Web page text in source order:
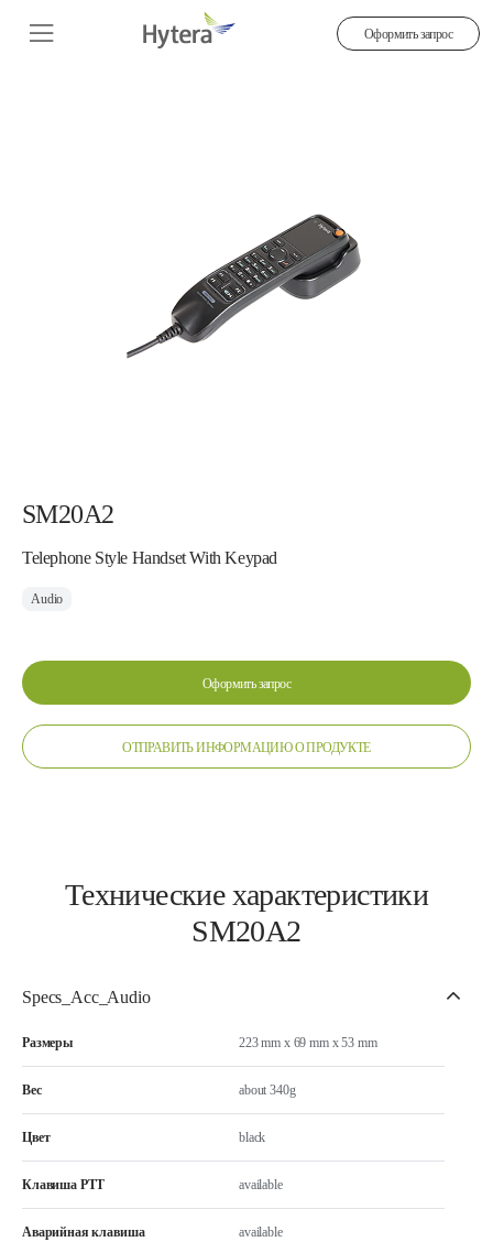
Оформить запрос
SM20A2
Telephone Style Handset With Keypad
Audio
Оформить запрос
ОТПРАВИТЬ ИНФОРМАЦИЮ О ПРОДУКТЕ
Технические характеристики
SM20A2
Specs_Acc_Audio
Размеры 223 mm x 69 mm x 53 mm
Вес about 340g
Цвет black
Клавиша РТТ available
Аварийная клавиша available